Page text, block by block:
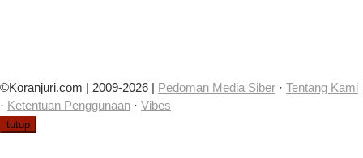
©Koranjuri.com | 2009-2026 | Pedoman Media Siber · Tentang Kami
· Ketentuan Penggunaan · Vibes
tutup